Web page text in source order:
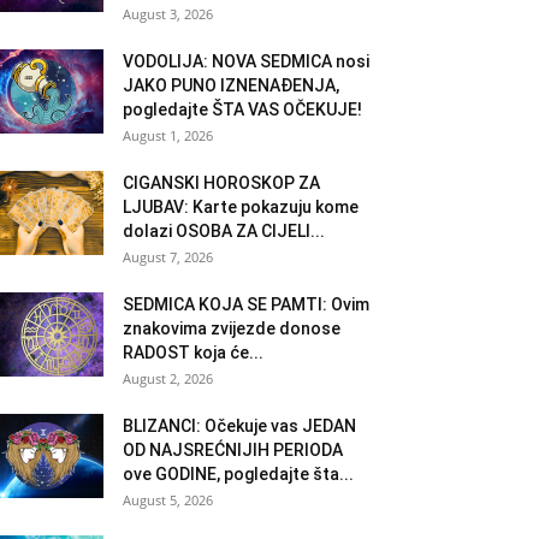
August 3, 2026
VODOLIJA: NOVA SEDMICA nosi
JAKO PUNO IZNENAĐENJA,
pogledajte ŠTA VAS OČEKUJE!
August 1, 2026
CIGANSKI HOROSKOP ZA
LJUBAV: Karte pokazuju kome
dolazi OSOBA ZA CIJELI...
August 7, 2026
SEDMICA KOJA SE PAMTI: Ovim
znakovima zvijezde donose
RADOST koja će...
August 2, 2026
BLIZANCI: Očekuje vas JEDAN
OD NAJSREĆNIJIH PERIODA
ove GODINE, pogledajte šta...
August 5, 2026